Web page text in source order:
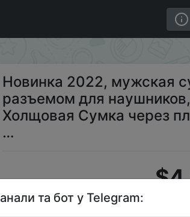
поясная сумка, Женская
Новинка 2022, мужская
разъемом для
Холщовая Сумка через
…
та бот у Telegram: